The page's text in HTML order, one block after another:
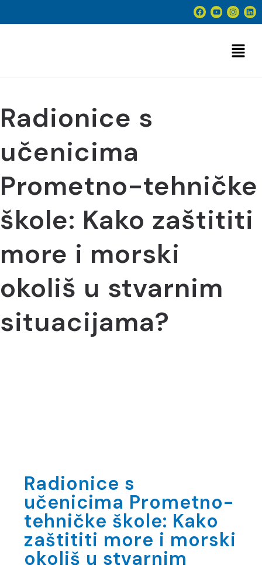
Radionice s
učenicima
Prometno-tehničke
škole: Kako zaštititi
more i morski
okoliš u stvarnim
situacijama?
Radionice s
učenicima Prometno-
tehničke škole: Kako
zaštititi more i morski
okoliš u stvarnim